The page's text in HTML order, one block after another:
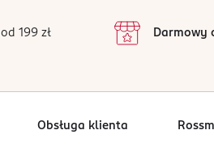
2
1
od 199 zł Darmowy
Obsługa klienta